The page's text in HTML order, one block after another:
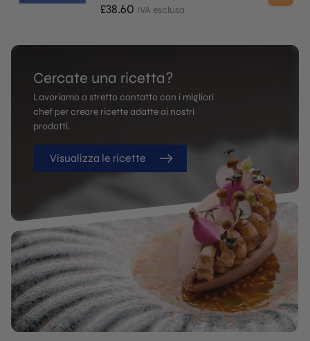
£38.60 IVA esclusa
Cercate una ricetta?
Lavoriamo a stretto contatto con i migliori
chef per creare ricette adatte ai nostri
prodotti.
Visualizza le ricette